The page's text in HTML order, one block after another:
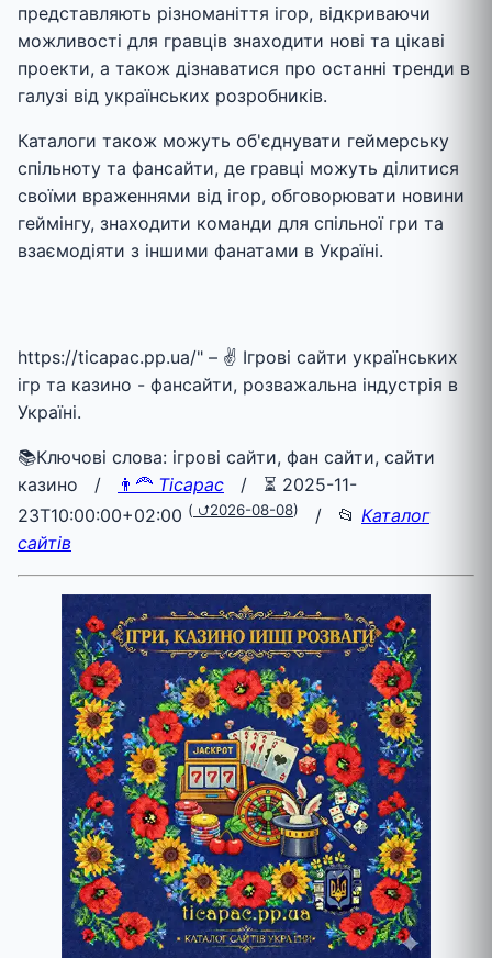
представляють різноманіття ігор, відкриваючи
можливості для гравців знаходити нові та цікаві
проекти, а також дізнаватися про останні тренди в
галузі від українських розробників.
Каталоги також можуть об'єднувати геймерську
спільноту та фансайти, де гравці можуть ділитися
своїми враженнями від ігор, обговорювати новини
геймінгу, знаходити команди для спільної гри та
взаємодіяти з іншими фанатами в Україні.
https://ticapac.pp.ua/" – ✌ Ігрові сайти українських
ігр та казино - фансайти, розважальна індустрія в
Україні.
📚Ключові слова: ігрові сайти, фан сайти, сайти
казино /
👨‍🦰 Ticapac / ⏳ 2025-11-
23T10:00:00+02:00 ( ⮍2026-08-08) / 📂 Каталог
сайтів